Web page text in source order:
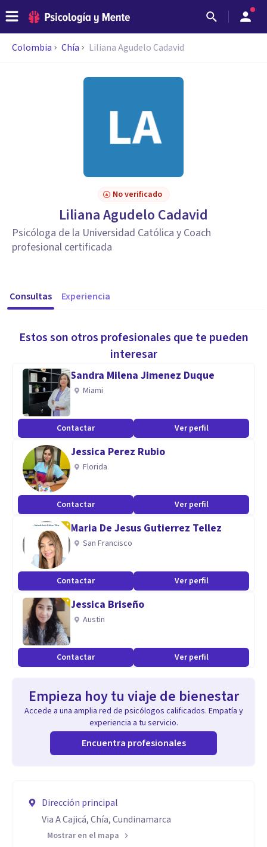
Colombia Chía Liliana Agudelo Cadavid
No verificado
Liliana Agudelo Cadavid
Psicóloga de la Universidad Católica y Coach
profesional certificada
Consultas Experiencia
Estos son otros profesionales que te pueden
interesar
Sandra Milena Jimenez Duque
Miami
Contactar Ver perfil
Jessica Perez Rubio
Florida
Contactar Ver perfil
Maria De Jesus Gutierrez Tellez
San Francisco
Contactar Ver perfil
Jessica Briseño
Austin
Contactar Ver perfil
Empieza hoy tu viaje de bienestar
Accede a una amplia red de psicólogos calificados. Empatía y
experiencia a tu servicio.
Encuentra profesionales
Dirección principal
Via A Cajicá, Chía, Cundinamarca
Mostrar en el mapa